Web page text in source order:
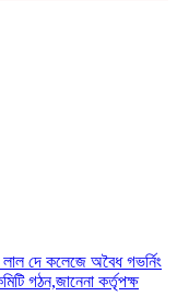
দে কলেজে অবৈধ গভর্নিং
গঠন,জানেনা কর্তৃপক্ষ